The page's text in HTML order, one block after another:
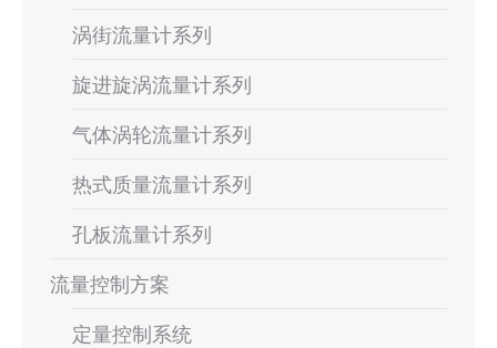
涡街流量计系列
旋进旋涡流量计系列
气体涡轮流量计系列
热式质量流量计系列
孔板流量计系列
流量控制方案
定量控制系统